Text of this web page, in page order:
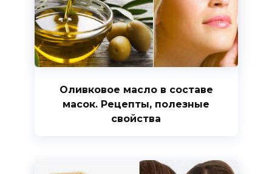
Оливковое масло в составе
масок. Рецепты, полезные
свойства